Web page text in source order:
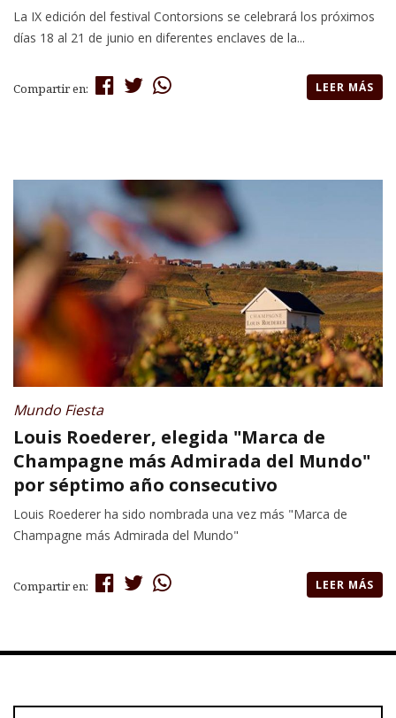
La IX edición del festival Contorsions se celebrará los próximos
días 18 al 21 de junio en diferentes enclaves de la...
Compartir en: LEER MÁS
Mundo Fiesta
Louis Roederer, elegida "Marca de
Champagne más Admirada del Mundo"
por séptimo año consecutivo
Louis Roederer ha sido nombrada una vez más "Marca de
Champagne más Admirada del Mundo"
Compartir en: LEER MÁS